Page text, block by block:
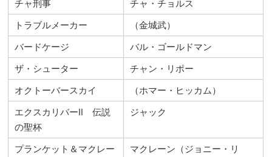
チャ刑事
チャ・チョルス
トラブルメーカー
（金城武）
バードケージ
バル・ゴールドマン
ザ・シューター
チャン・リポー
オクトーバースカイ
（ホマー・ヒッカム）
エクスカリバーⅡ 伝説
の聖杯
ジャック
プランケット＆マクレー
マクレーン（ジョニー・リ